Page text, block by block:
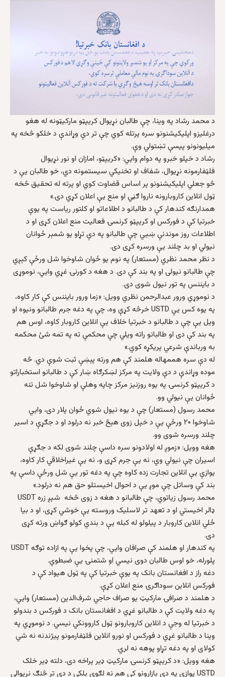
د محمد رشاد په وینا، چې طالبان نړیوال کریپټو مارکیټونه له هغو
درغلیزو اپلیکیشنونو سره پرتله کوي چې تر دې وړاندې د خلکو څخه په
میلیونونو پیسې تښتولي وې.
رشاد د خپلو خبرو په دوام وایي: «کریپټو، امازان او نور نړیوال
فلټفارمونه نړیوال، شفاف او تخنیکي سیستمونه دي، خو طالبان یې د
څو جعلي اپلیکیشنونو پر اساس قضاوت کوي او پرته له تحقیق څخه
ټول انلاین کاروبارونه ناروا ګڼي او منع یې اعلان کړي دی.»
همدارنګه کندهار کې د طالبانو د اطلاعاتو او کلتور ریاست په یوې
خبرتیا کې د فورکس او کریپټو کرنسۍ فعالیت منع اعلان کړی او د
اطلاعات روز موندنې ښیي چې طالبانو په دې تړاو یو شمېر ځوانان
نیولي او بد چلند یې ورسره کړی دی.
د نظر محمد نظري (مستعار) په نوم یو ځوان شاوخوا شل ورځې کېږي
چې طالبانو نیولی او په بند کې دی. د هغه د کورنۍ غړي وایي، نوموړی
د بایننس په تور نیول شوی دی.
د نوموړي ورور عبدالرحمن نظري وویل: «زما ورور بایننس کې کار کاوه،
په یوه کس یې USTD خرڅه کړې وه، چې په دغه جرم طالبانو ونیوه او
ویل یې چې د طالبانو د خبرتیا خلاف یې انلاین کاروبار کاوه، اوس هم
په بند کې دی او طالبانو راته ویلي چې محکمې ته په تمه شئ محکمه
به ورباندې شرعي پریکړه کوي.»
له دې سره هممهاله هلمند کې هم ورته پېښې ثبت شوې دي. څه
موده وړاندې د دې ولایت په مرکز لښکرګاه ښار کې د طالبانو استخباراتو
د کریپټو کرنسۍ په یوه روزنیز مرکز چاپه وهلې او شاوخوا شل تنه
ځوانان یې نیولي وو.
محمد رسول (مستعار) چې د یوه نیول شوي ځوان پلار دی، وایي
شاوخوا ۲۰ ورځې یې د خپل زوی هېڅ خبر نه درلود او د جګړې د اسیر
چلند ورسره شوی وو.
هغه وویل: «زموږ له اولادونو سره داسې چلند شوی لکه د جګړې
اسیران چې نیولي وي، نه یې جرم کړی و، نه یې غیراخلاقي کار کاوه،
یوازې یې انلاین تجارت زده کاوه چې په دغه تور یې شل ورځې داسې په
بند کې وساتل چې موږ یې د احوال اخیستلو حق هم نه درلود.»
محمد رسول زیاتوي، چې طالبانو د هغه د زوی څخه شپږ زره USDT
ډالر اخیستي او د تعهد تر لاسلیک وروسته یې خوشي کړی، او د بیا
ځلي انلاین کاروبار د پیلولو له کبله یې د بندي کولو ګواښ ورته کړی
دی.
په کندهار او هلمند کې صرافان وایي، چې پخوا یې په ازاده توګه USDT
پلورله، خو اوس طالبان دوی نیسي او شتمنۍ یې ضبطوي.
دغه راز د افغانستان بانک په یوې خبرتیا کې په ټول هیواد کې د
فورکس انلاین سوداګرۍ منع اعلان کړې.
د هلمند د صرافۍ مارکیټ یو صراف حاجي شرف‌الدین (مستعار) وایي،
په دغه ولایت کې د طالبانو غړي د افغانستان بانک د فورکس د بندولو
د خبرتیا له وجې د انلاین کاروبارونو ټول کاروونکي نیسي. د نوموړي په
وینا د طالبانو غړي د فورکس او نورو انلاین فلټفارمونو پیژندنه نه شي
کولای او په دغه تړاو پوهه نه لري.
هغه وویل: «د کریپټو کرنسۍ مارکیټ ډیر پراخه دی، دلته ډیر خلک
USTD یوازې په دې بازارونو کې هم نه لګوي بلکې د دې تر څنګ نړیوالې